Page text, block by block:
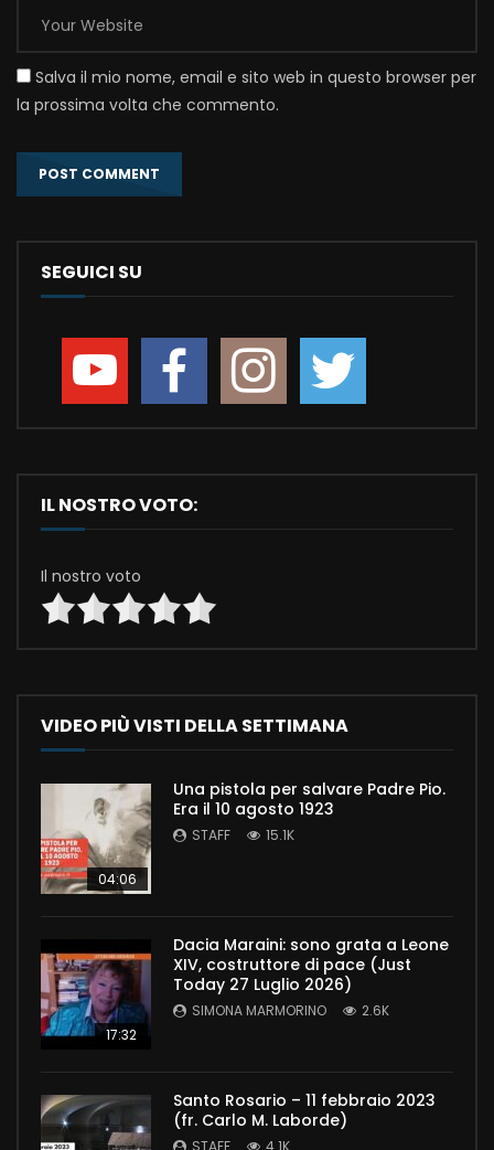
Salva il mio nome, email e sito web in questo browser per
la prossima volta che commento.
SEGUICI SU
IL NOSTRO VOTO:
Il nostro voto
VIDEO PIÙ VISTI DELLA SETTIMANA
04:06
Una pistola per salvare Padre Pio.
Era il 10 agosto 1923
STAFF 15.1K
17:32
Dacia Maraini: sono grata a Leone
XIV, costruttore di pace (Just
Today 27 Luglio 2026)
SIMONA MARMORINO 2.6K
Santo Rosario – 11 febbraio 2023
(fr. Carlo M. Laborde)